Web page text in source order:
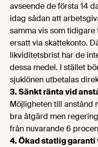
avseende de första 14
idag sådan att
samma vis som
ersatt via skattekonto.
likviditetsbrist har de
dessa medel. I stället
sjuklönen utbetalas
3. Sänkt ränta vid
Möjligheten till anstånd
bra åtgärd men
från nuvarande 6
4. Ökad statlig